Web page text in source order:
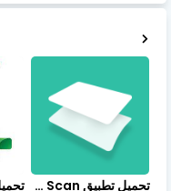
تحميل تطبيق vFlat Scan مهكر آخر إصدار